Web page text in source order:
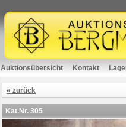
Auktionsübersicht Kontakt
« zurück
Kat.Nr. 305